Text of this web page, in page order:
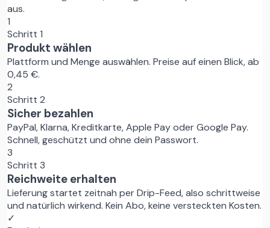
aus.
1
Schritt 1
Produkt wählen
Plattform und Menge auswählen. Preise auf einen Blick, ab
0,45 €.
2
Schritt 2
Sicher bezahlen
PayPal, Klarna, Kreditkarte, Apple Pay oder Google Pay.
Schnell, geschützt und ohne dein Passwort.
3
Schritt 3
Reichweite erhalten
Lieferung startet zeitnah per Drip-Feed, also schrittweise
und natürlich wirkend. Kein Abo, keine versteckten Kosten.
✓